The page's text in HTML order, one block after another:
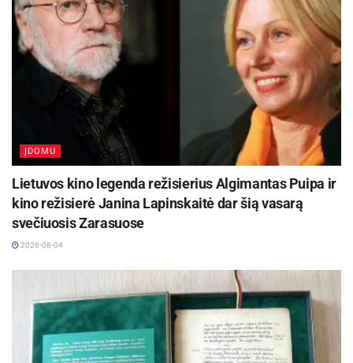
ĮDOMU
Lietuvos kino legenda režisierius Algimantas Puipa ir
kino režisierė Janina Lapinskaitė dar šią vasarą
svečiuosis Zarasuose
2026-08-04